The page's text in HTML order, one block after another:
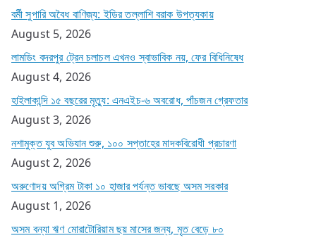
বর্মী সুপারি অবৈধ বাণিজ্য: ইডির তল্লাশি বরাক উপত্যকায়
August 5, 2026
লামডিং বদরপুর ট্রেন চলাচল এখনও স্বাভাবিক নয়, ফের বিধিনিষেধ
August 4, 2026
হাইলাকান্দি ১৫ বছরের মৃত্যু: এনএইচ-৬ অবরোধ, পাঁচজন গ্রেফতার
August 3, 2026
নশামুক্ত যুব অভিযান শুরু, ১০০ সপ্তাহের মাদকবিরোধী প্রচারণা
August 2, 2026
অরুণোদয় অগ্রিম টাকা ১০ হাজার পর্যন্ত ভাবছে অসম সরকার
August 1, 2026
অসম বন্যা ঋণ মোরাটোরিয়াম ছয় মাসের জন্য, মৃত বেড়ে ৮০